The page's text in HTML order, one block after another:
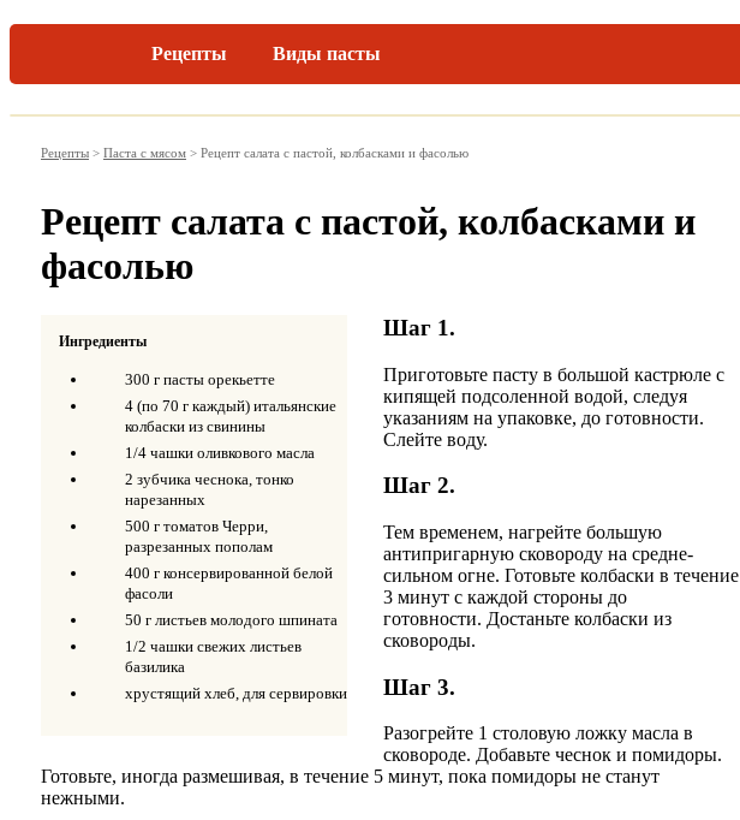
Рецепты Виды пасты
Рецепты > Паста с мясом > Рецепт салата с пастой, колбасками и фасолью
Рецепт салата с пастой, колбасками и
фасолью
Ингредиенты
300 г пасты орекьетте
4 (по 70 г каждый) итальянские
колбаски из свинины
1/4 чашки оливкового масла
2 зубчика чеснока, тонко
нарезанных
500 г томатов Черри,
разрезанных пополам
400 г консервированной белой
фасоли
50 г листьев молодого шпината
1/2 чашки свежих листьев
базилика
хрустящий хлеб, для сервировки
Шаг 1.
Приготовьте пасту в большой кастрюле с
кипящей подсоленной водой, следуя
указаниям на упаковке, до готовности.
Слейте воду.
Шаг 2.
Тем временем, нагрейте большую
антипригарную сковороду на средне-
сильном огне. Готовьте колбаски в течение
3 минут с каждой стороны до
готовности. Достаньте колбаски из
сковороды.
Шаг 3.
Разогрейте 1 столовую ложку масла в
сковороде. Добавьте чеснок и помидоры.
Готовьте, иногда размешивая, в течение 5 минут, пока помидоры не станут
нежными.